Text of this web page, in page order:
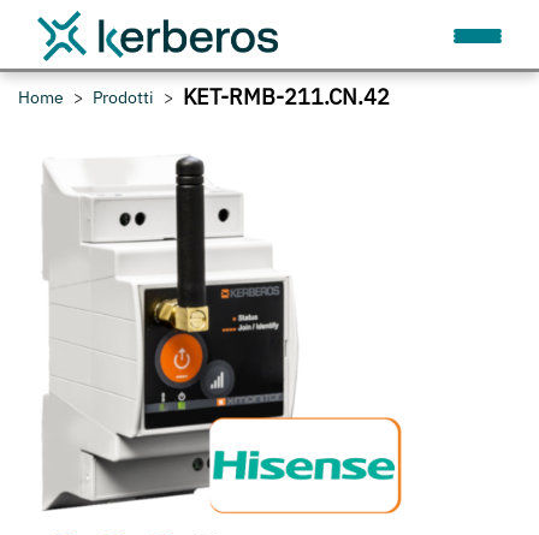
Home Prodotti KET-RMB-211.CN.42